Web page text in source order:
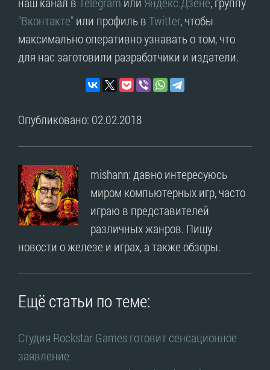
"Вконтакте"или профиль вTwitter, чтобы
максимально оперативно узнавать о том, что
для нас заготовили разработчики и издатели.
Опубликовано: 02.02.2018
mishann: давно интересуюсь
миром компьютерных игр, часто
играю в представителей
различных жанров. Пишу
новости о железе и играх, а также обзоры.
Ещё статьи по теме:
Студия Rockstar Games готовит сенсационное
заявление